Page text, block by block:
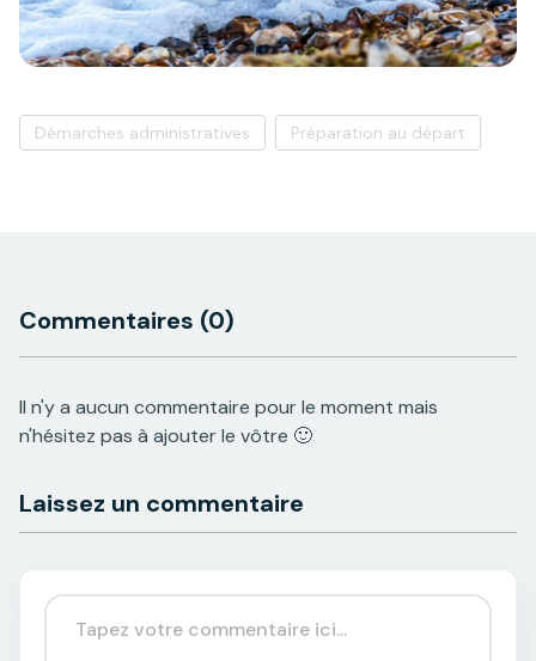
Démarches administratives Préparation au départ
Commentaires (0)
Il n'y a aucun commentaire pour le moment mais
n'hésitez pas à ajouter le vôtre 🙂
Laissez un commentaire